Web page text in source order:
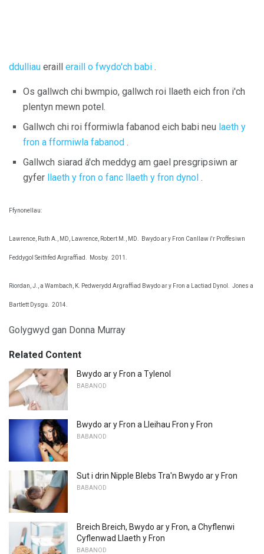
ddulliau eraill eraill o fwydo'ch babi .
Os gallwch chi bwmpio, gallwch roi llaeth eich fron i'ch
plentyn mewn potel.
Gallwch chi roi fformiwla fabanod eich babi neu laeth y
fron a fformiwla fabanod .
Gallwch siarad â'ch meddyg am gael presgripsiwn ar
gyfer llaeth y fron o fanc llaeth y fron dynol .
Ffynonellau:
Lawrence, Ruth A., MD, Lawrence, Robert M., MD. Bwydo ar y Fron Canllaw i'r Proffesiwn
Feddygol Seithfed Argraffiad. Mosby. 2011.
Riordan, J., a Wambach, K. Pedwerydd Argraffiad Bwydo ar y Fron a Lactiad Dynol. Jones a
Bartlett Dysgu. 2014.
Golygwyd gan Donna Murray
Related Content
Bwydo ar y Fron a Tylenol
BABANOD
Bwydo ar y Fron a Lleihau Fron y Fron
BABANOD
Sut i drin Nipple Blebs Tra'n Bwydo ar y Fron
BABANOD
Breich Breich, Bwydo ar y Fron, a Chyflenwi
Cyflenwad Llaeth y Fron
BABANOD